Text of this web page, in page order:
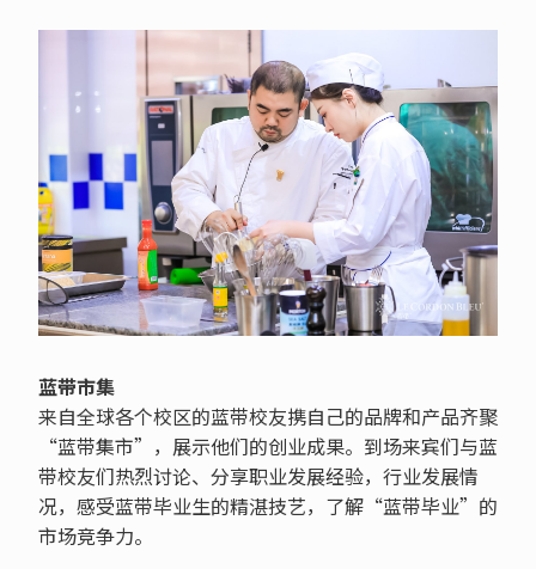
蓝带市集
来自全球各个校区的蓝带校友携自己的品牌和产品齐聚
“蓝带集市”，展示他们的创业成果。到场来宾们与蓝
带校友们热烈讨论、分享职业发展经验，行业发展情
况，感受蓝带毕业生的精湛技艺，了解“蓝带毕业”的
市场竞争力。